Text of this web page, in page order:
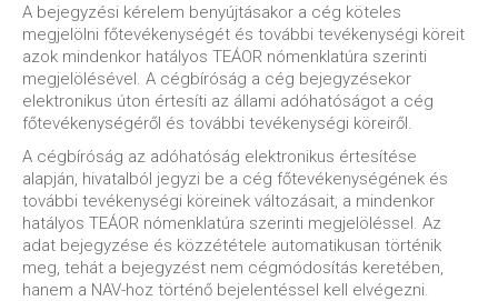
A bejegyzési kérelem benyújtásakor a cég köteles
megjelölni főtevékenységét és további tevékenységi köreit
azok mindenkor hatályos TEÁOR nómenklatúra szerinti
megjelölésével. A cégbíróság a cég bejegyzésekor
elektronikus úton értesíti az állami adóhatóságot a cég
főtevékenységéről és további tevékenységi köreiről.
A cégbíróság az adóhatóság elektronikus értesítése
alapján, hivatalból jegyzi be a cég főtevékenységének és
további tevékenységi köreinek változásait, a mindenkor
hatályos TEÁOR nómenklatúra szerinti megjelöléssel. Az
adat bejegyzése és közzététele automatikusan történik
meg, tehát a bejegyzést nem cégmódosítás keretében,
hanem a NAV-hoz történő bejelentéssel kell elvégezni.